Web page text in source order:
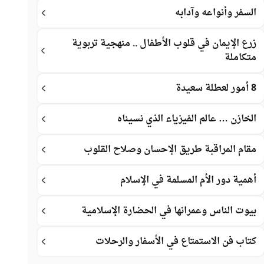
السفر وأنواعه وآدابه
زرع الإيمان في قلوب الأطفال .. منهجية تربوية
متكاملة
8 أمور لعطلة سعيدة
الخازن … عالم الفيزياء الذي نسيناه
مقام المراقبة طريق الإحسان وصلاح القلوب
أهمية دور الأم المسلمة في الإسلام
بيوت الناس وعمرانها في الحضارة الإسلامية
كتاب فن الاستمتاع في الأسفار والرحلات